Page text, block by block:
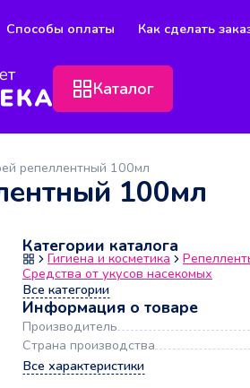
Способы оплаты Как сделать
Каталог
репеллентный 100мл
100мл
Категории каталога
Гигиена и косметика
Средства от укусов насекомых
Все категории
Информация о товаре
Производитель
Страна производства
Все характеристики